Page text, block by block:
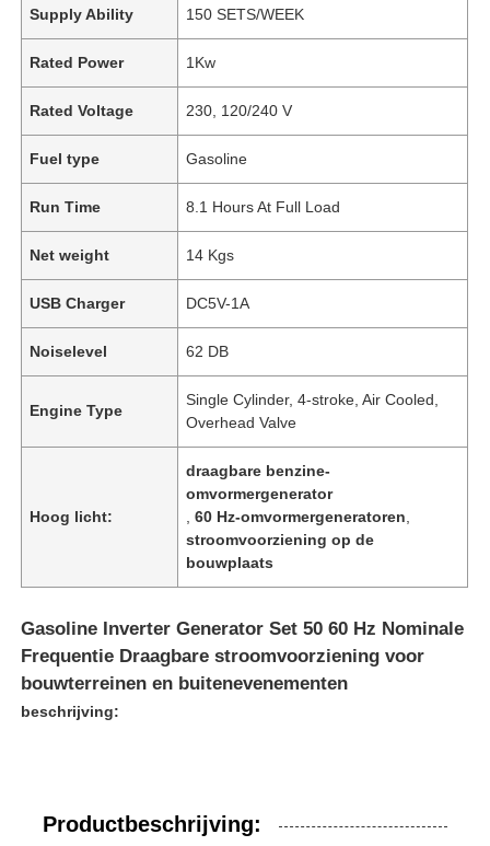
Supply Ability 150 SETS/WEEK
Rated Power 1Kw
Rated Voltage 230, 120/240 V
Fuel type Gasoline
Run Time 8.1 Hours At Full Load
Net weight 14 Kgs
USB Charger DC5V-1A
Noiselevel 62 DB
Engine Type
Single Cylinder, 4-stroke, Air Cooled,
Overhead Valve
Hoog licht:
draagbare benzine-
omvormergenerator
,60 Hz-omvormergeneratoren
stroomvoorziening op de
bouwplaats
Gasoline Inverter Generator Set 50 60 Hz Nominale
Frequentie Draagbare stroomvoorziening voor
bouwterreinen en buitenevenementen
beschrijving:
Productbeschrijving: